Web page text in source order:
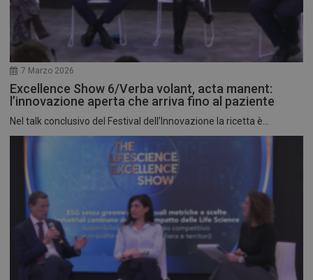
7 Marzo 2026
Excellence Show 6/Verba volant, acta manent:
l’innovazione aperta che arriva fino al paziente
Nel talk conclusivo del Festival dell’Innovazione la ricetta è...